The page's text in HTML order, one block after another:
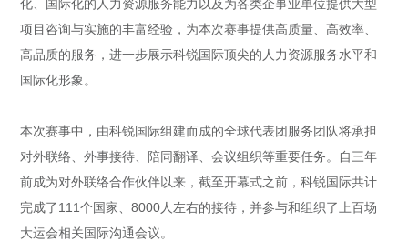
化、国际化的人力资源服务能力以及为各类企事业单位提供大型
项目咨询与实施的丰富经验，为本次赛事提供高质量、高效率、
高品质的服务，进一步展示科锐国际顶尖的人力资源服务水平和
国际化形象。
本次赛事中，由科锐国际组建而成的全球代表团服务团队将承担
对外联络、外事接待、陪同翻译、会议组织等重要任务。自三年
前成为对外联络合作伙伴以来，截至开幕式之前，科锐国际共计
完成了111个国家、8000人左右的接待，并参与和组织了上百场
大运会相关国际沟通会议。